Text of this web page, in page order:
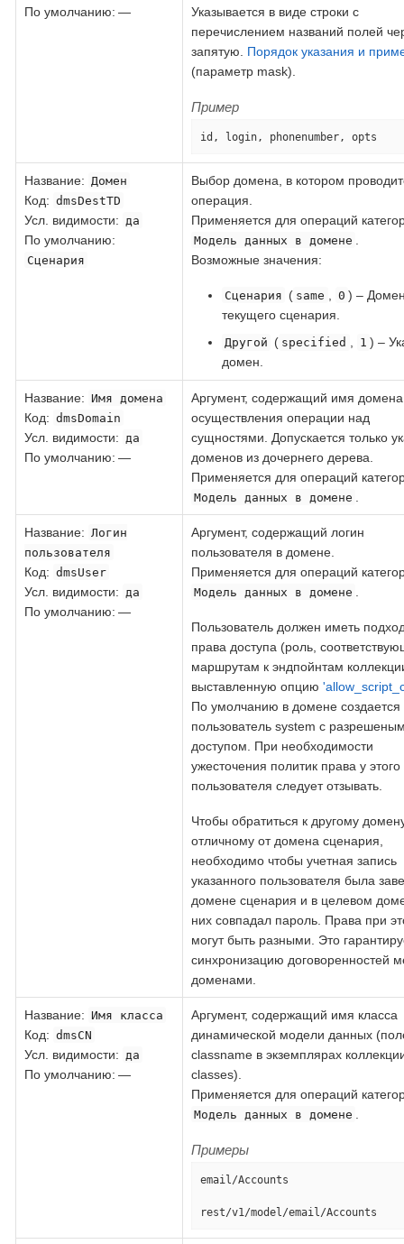
По умолчанию: —
Указывается в виде строки с
перечислением названий полей
запятую. Порядок указания и
(параметр mask).
Пример
id, login, phonenumber, opts
Название: Домен
Код: dmsDestTD
Усл. видимости: да
По умолчанию:
Сценария
Выбор домена, в котором
операция.
Применяется для операций
Модель данных в домене
Возможные значения:
Сценария ( same 0 ) –
текущего сценария.
Другой ( specified 1 ) –
домен.
Название: Имя домена
Код: dmsDomain
Усл. видимости: да
По умолчанию: —
Аргумент, содержащий имя
осуществления операции над
сущностями. Допускается только
доменов из дочернего дерева.
Применяется для операций
Модель данных в домене
Название: Логин
пользователя
Код: dmsUser
Усл. видимости: да
По умолчанию: —
Аргумент, содержащий логин
пользователя в домене.
Применяется для операций
Модель данных в домене
Пользователь должен иметь
права доступа (роль,
маршрутам к эндпойнтам
выставленную опцию
По умолчанию в домене создается
пользователь system с
доступом. При необходимости
ужесточения политик права у этого
пользователя следует отзывать.
Чтобы обратиться к другому
отличному от домена сценария,
необходимо чтобы учетная запись
указанного пользователя была
домене сценария и в целевом
них совпадал пароль. Права при
могут быть разными. Это
синхронизацию договоренностей
доменами.
Название: Имя класса
Код: dmsCN
Усл. видимости: да
По умолчанию: —
Аргумент, содержащий имя класса
динамической модели данных
classname в экземплярах
classes).
Применяется для операций
Модель данных в домене
Примеры
email/Accounts
rest/v1/model/email/Accounts